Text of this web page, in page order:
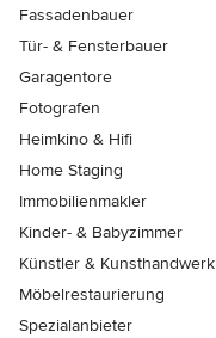
Fassadenbauer
Tür- & Fensterbauer
Garagentore
Fotografen
Heimkino & Hifi
Home Staging
Immobilienmakler
Kinder- & Babyzimmer
Künstler & Kunsthandwerk
Möbelrestaurierung
Spezialanbieter